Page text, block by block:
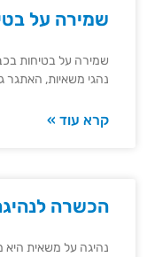
שמירה על
שמירה על בטיחות
נהגי משאיות, האתגר
קרא עוד »
הכשרה
נהיגה על משאית היא